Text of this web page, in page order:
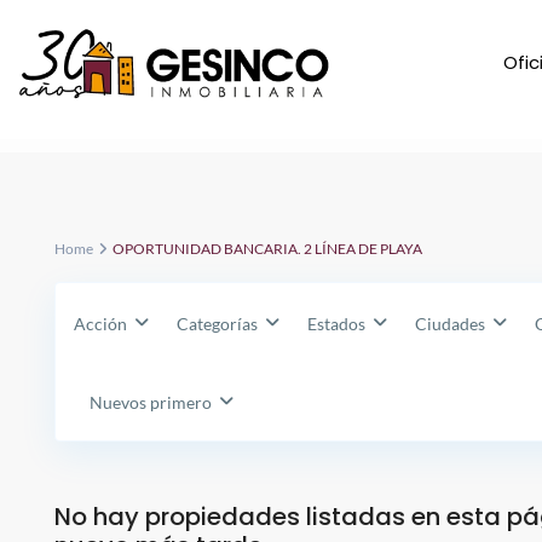
Home OPORTUNIDAD BANCARIA. 2 LÍNEA DE PLAYA
Acción Categorías Estados Ciudades
Nuevos primero
No hay propiedades listadas en esta